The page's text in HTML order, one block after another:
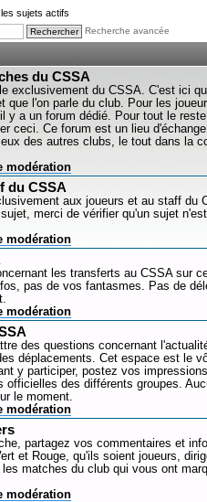
les sujets actifs
Recherche avancée
du CSSA
exclusivement du CSSA. C'est ici
que l'on parle du club. Pour les
y a un forum dédié. Pour tout le
ceci. Ce forum est un lieu
des autres clubs, le tout dans la
modération
du CSSA
aux joueurs et au staff du
merci de vérifier qu'un sujet
modération
les transferts au CSSA sur
pas de vos fantasmes. Pas de
modération
des questions concernant
déplacements. Cet espace est le
y participer, postez vos
officielles des différents groupes.
le moment.
modération
partagez vos commentaires et
et Rouge, qu'ils soient joueurs,
matches du club qui vous ont
modération